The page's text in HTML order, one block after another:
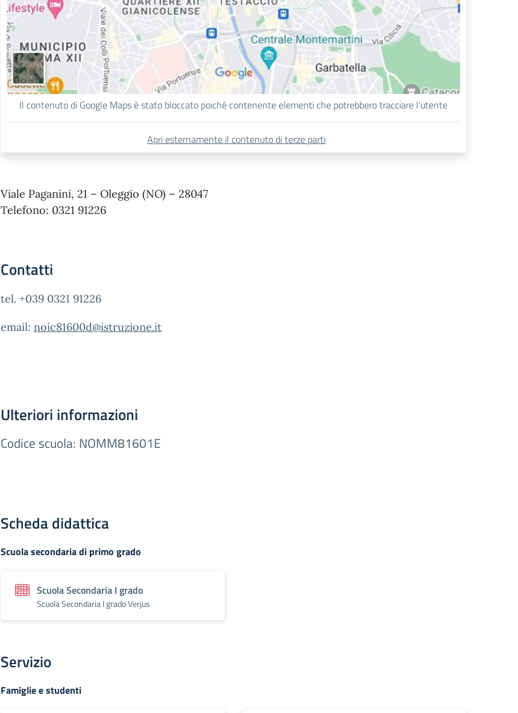
Il contenuto di Google Maps è stato bloccato poiché contenente elementi che potrebbero tracciare l'utente
Apri esternamente il contenuto di terze parti
Viale Paganini, 21 – Oleggio (NO) – 28047
Telefono: 0321 91226
Contatti
tel. +039 0321 91226
email: noic81600d@istruzione.it
Ulteriori informazioni
Codice scuola: NOMM81601E
Scheda didattica
Scuola secondaria di primo grado
Scuola Secondaria I grado
Scuola Secondaria I grado Verjus
Servizio
Famiglie e studenti